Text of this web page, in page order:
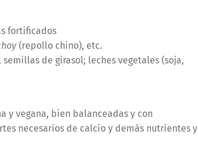
fortificados
(repollo chino), etc.
de girasol; leches vegetales (soja,
y vegana, bien balanceadas y con
necesarios de calcio y demás nutrientes y